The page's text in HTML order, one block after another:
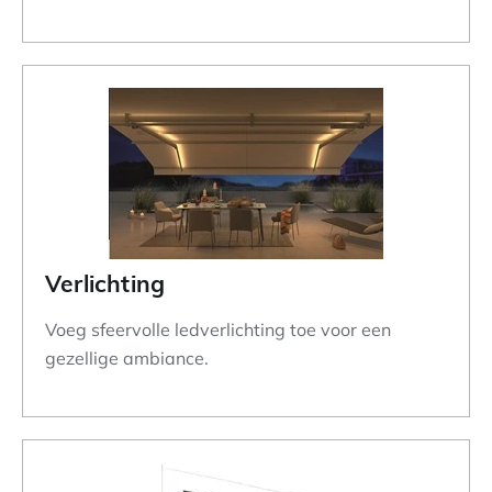
Verlichting
Voeg sfeervolle ledverlichting toe voor een
gezellige ambiance.